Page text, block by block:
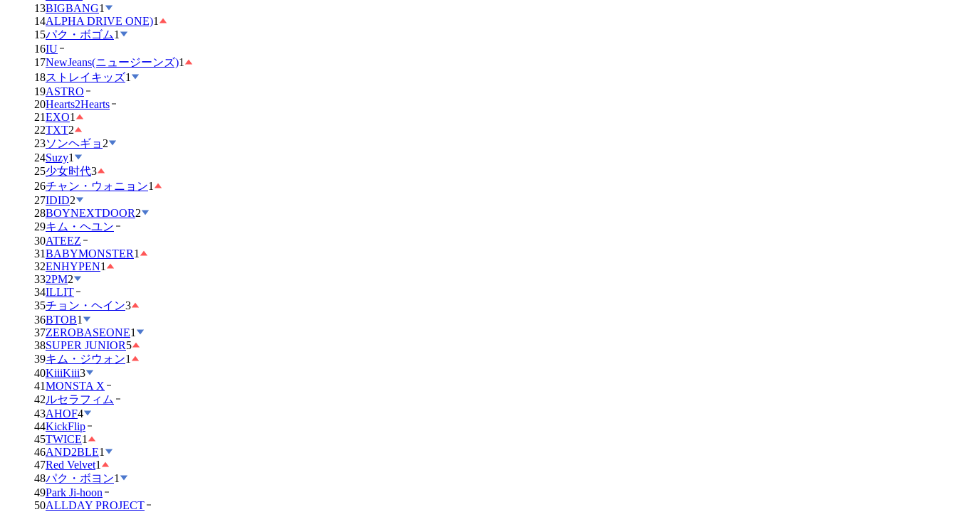
13BIGBANG1
14ALPHA DRIVE ONE)1
15パク・ボゴム1
16IU
17NewJeans(ニュージーンズ)1
18ストレイキッズ1
19ASTRO
20Hearts2Hearts
21EXO1
22TXT2
23ソンヘギョ 2
24Suzy1
25少女时代3
26チャン・ウォニョン1
27IDID2
28BOYNEXTDOOR2
29キム・ヘユン
30ATEEZ
31BABYMONSTER1
32ENHYPEN1
332PM2
34ILLIT
35チョン・ヘイン3
36BTOB1
37ZEROBASEONE1
38SUPER JUNIOR5
39キム・ジウォン1
40KiiiKiii3
41MONSTA X
42ルセラフィム
43AHOF4
44KickFlip
45TWICE1
46AND2BLE1
47Red Velvet1
48パク・ボヨン1
49Park Ji-hoon
50ALLDAY PROJECT